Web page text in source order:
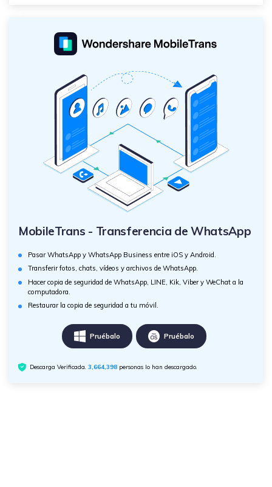
MobileTrans - Transferencia de WhatsApp
Pasar WhatsApp y WhatsApp Business entre iOS y Android.
Transferir fotos, chats, vídeos y archivos de WhatsApp.
Hacer copia de seguridad de WhatsApp, LINE, Kik, Viber y WeChat a la
computadora.
Restaurar la copia de seguridad a tu móvil.
Pruébalo Pruébalo
Descarga Verificada.3,664,400 personas lo han descargado.